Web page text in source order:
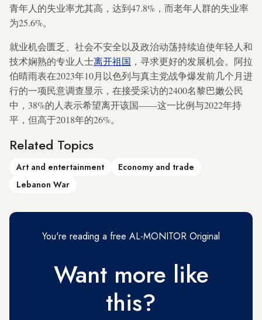
青年人的失业率尤其高，达到47.8%，而老年人群的失业率
为25.6%。
就业机会匮乏、社会不安全以及政治动荡持续迫使年轻人和
技术娴熟的专业人士离开祖国 ，寻求更好的发展机会。阿拉
伯晴雨表在2023年10月以色列与真主党战争爆发前几个月进
行的一项民意调查显示，在接受采访的2400名黎巴嫩公民
中，38%的人表示希望离开该国——这一比例与2022年持
平，但高于2018年的26%。
Related Topics
Art and entertainment
Economy and trade
Lebanon War
You're reading a free AL-MONITOR Original
Want more like
this?